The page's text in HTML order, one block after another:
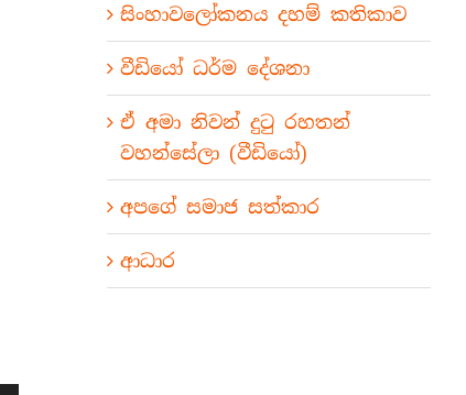
සිංහාවලෝකනය දහම් කතිකාව
වීඩියෝ ධර්ම දේශනා
ඒ අමා නිවන් දුටු රහතන්
වහන්සේලා (වීඩියෝ)
අපගේ සමාජ සත්කාර
ආධාර